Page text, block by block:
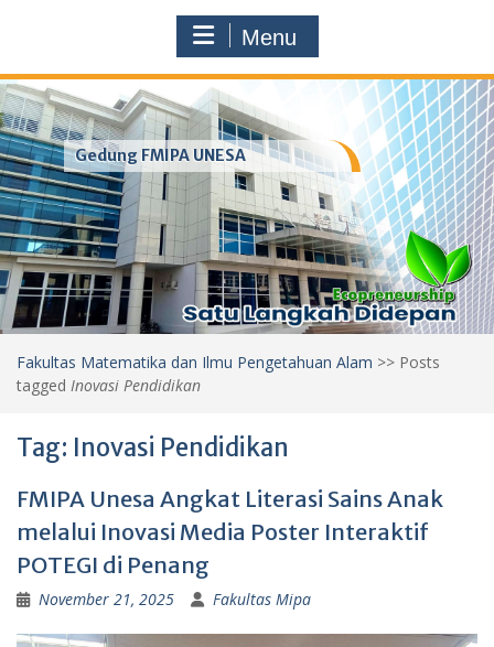
Menu
Gedung FMIPA UNESA
Fakultas Matematika dan Ilmu Pengetahuan Alam >> Posts
tagged Inovasi Pendidikan
Tag: Inovasi Pendidikan
FMIPA Unesa Angkat Literasi Sains Anak
melalui Inovasi Media Poster Interaktif
POTEGI di Penang
November 21, 2025 Fakultas Mipa